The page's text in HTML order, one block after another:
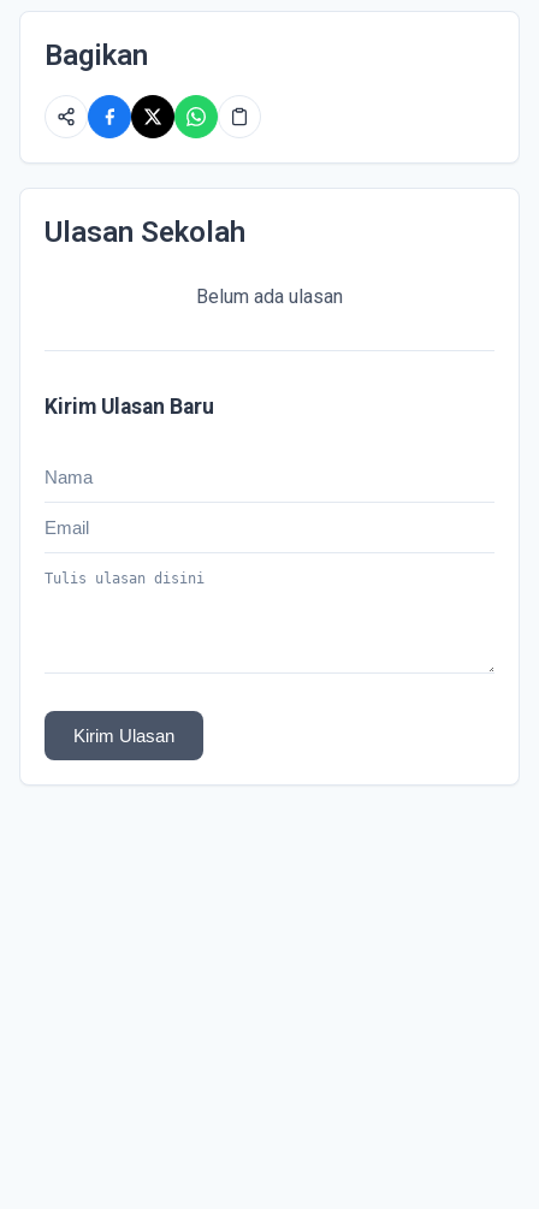
Bagikan
Ulasan Sekolah
Belum ada ulasan
Kirim Ulasan Baru
Kirim Ulasan